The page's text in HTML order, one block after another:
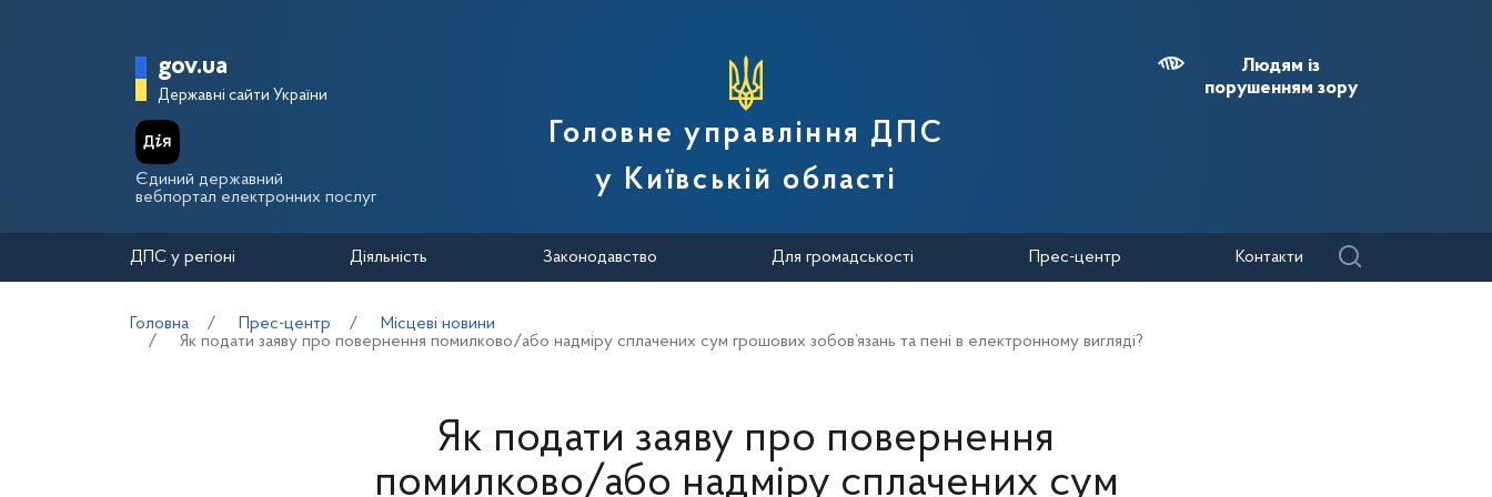
Головна сторінка Державної податкової служби України
gov.ua
Державні сайти України
Єдиний державний
вебпортал електронних послуг
Головне управління ДПС
у Київській області
Людям із
порушенням зору
ДПС у регіоні Діяльність Законодавство Для громадськості Прес-центр Контакти
Головна Прес-центр
Місцеві новини
Як подати заяву про повернення помилково/або надміру сплачених сум грошових зобов’язань та пені в електронному вигляді?
Як подати заяву про повернення
помилково/або надміру сплачених сум